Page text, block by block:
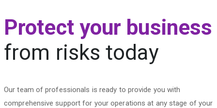
Protect your business
from risks today
Our team of professionals is ready to provide you with
comprehensive support for your operations at any stage of your